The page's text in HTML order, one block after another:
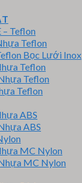
– Teflon
Teflon
Bọc Lưới Inox
Teflon
Teflon
Teflon
ABS
ABS
MC Nylon
MC Nylon